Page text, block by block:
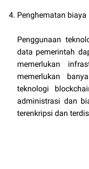
Penghematan biaya
Penggunaan
data pemerintah
memerlukan
memerlukan
teknologi
administrasi dan
terenkripsi dan